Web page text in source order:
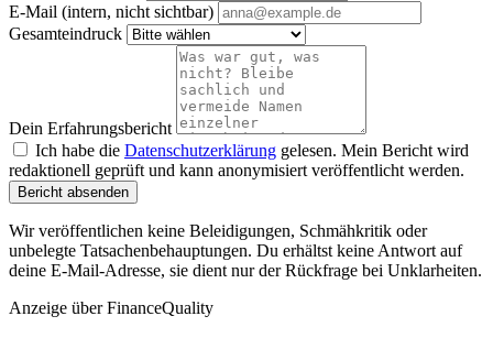
E-Mail (intern, nicht sichtbar)
Gesamteindruck
Dein Erfahrungsbericht
Ich habe die Datenschutzerklärung gelesen. Mein Bericht wird
redaktionell geprüft und kann anonymisiert veröffentlicht werden.
Bericht absenden
Wir veröffentlichen keine Beleidigungen, Schmähkritik oder
unbelegte Tatsachenbehauptungen. Du erhältst keine Antwort auf
deine E-Mail-Adresse, sie dient nur der Rückfrage bei Unklarheiten.
Anzeige über FinanceQuality